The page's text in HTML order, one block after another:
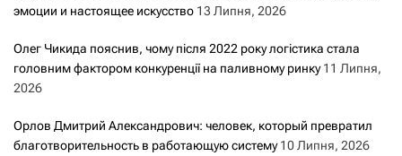
эмоции и настоящее искусство 13 Липня, 2026
Олег Чикида пояснив, чому після 2022 року логістика стала
головним фактором конкуренції на паливному ринку 11 Липня,
2026
Орлов Дмитрий Александрович: человек, который превратил
благотворительность в работающую систему 10 Липня, 2026